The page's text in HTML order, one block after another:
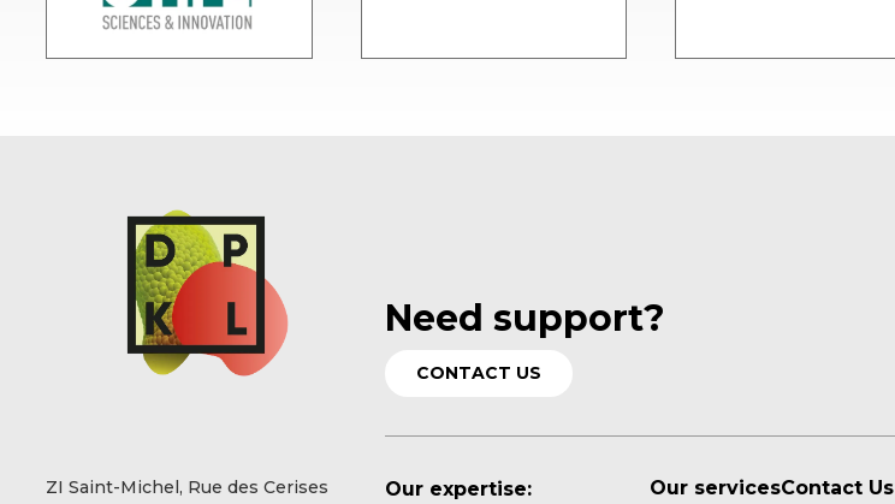
Need support?
CONTACT US
ZI Saint-Michel, Rue des Cerises
Our expertise:
Our servicesContact Us